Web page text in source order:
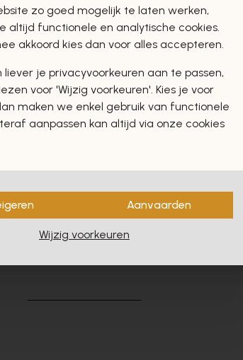
u zeker en vast
zo goed mogelijk te laten werken,
altijd functionele en analytische cookies.
akkoord kies dan voor alles accepteren.
liever je privacyvoorkeuren aan te passen,
voor 'Wijzig voorkeuren'. Kies je voor
maken we enkel gebruik van functionele
aanpassen kan altijd via onze cookies
Aanvaarden
Wijzig voorkeuren